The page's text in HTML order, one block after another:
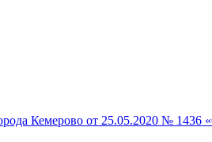
Кемерово от 25.05.2020 № 1436